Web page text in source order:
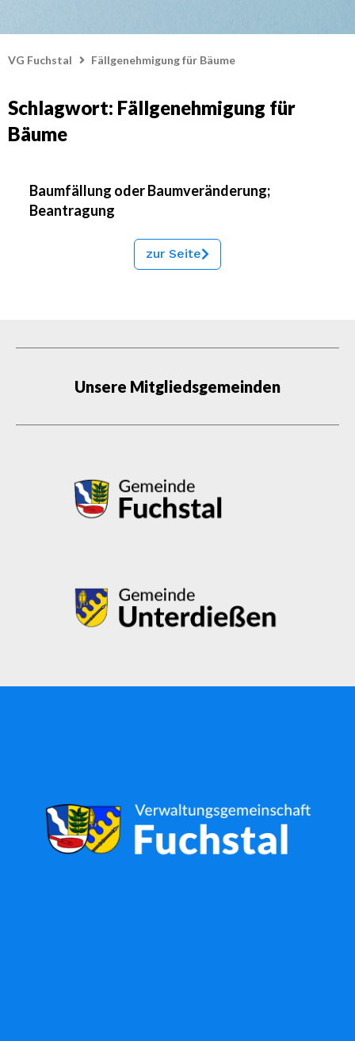
VG Fuchstal Fällgenehmigung für Bäume
Schlagwort: Fällgenehmigung für
Bäume
Baumfällung oder Baumveränderung;
Beantragung
zur Seite
Unsere Mitgliedsgemeinden